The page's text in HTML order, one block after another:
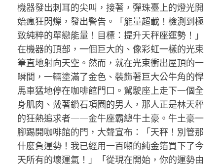
機器發出刺耳的尖叫，接著，彈珠臺上的燈光開
始瘋狂閃爍，發出警告。「能量超載！檢測到極
致純粹的單戀能量！目標：提升天秤座運勢！」
在機器的頂部，一個巨大的、像彩虹一樣的光束
筆直地射向天空。然而，就在光束衝出屋頂的一
瞬間，一輛塗滿了金色、裝飾著巨大公牛角的悍
馬車猛地停在咖啡館門口。駕駛座上走下一個全
身肌肉、戴著鑽石項圈的男人，那人正是林天秤
的狂熱追求者——金牛座霸總牛土豪。牛土豪一
腳踢開咖啡館的門，大聲宣布：「天秤！別管那
什麼負運勢！我已經用一百噸的純金箔買下了今
天所有的壞運氣！」「從現在開始，你的運勢由